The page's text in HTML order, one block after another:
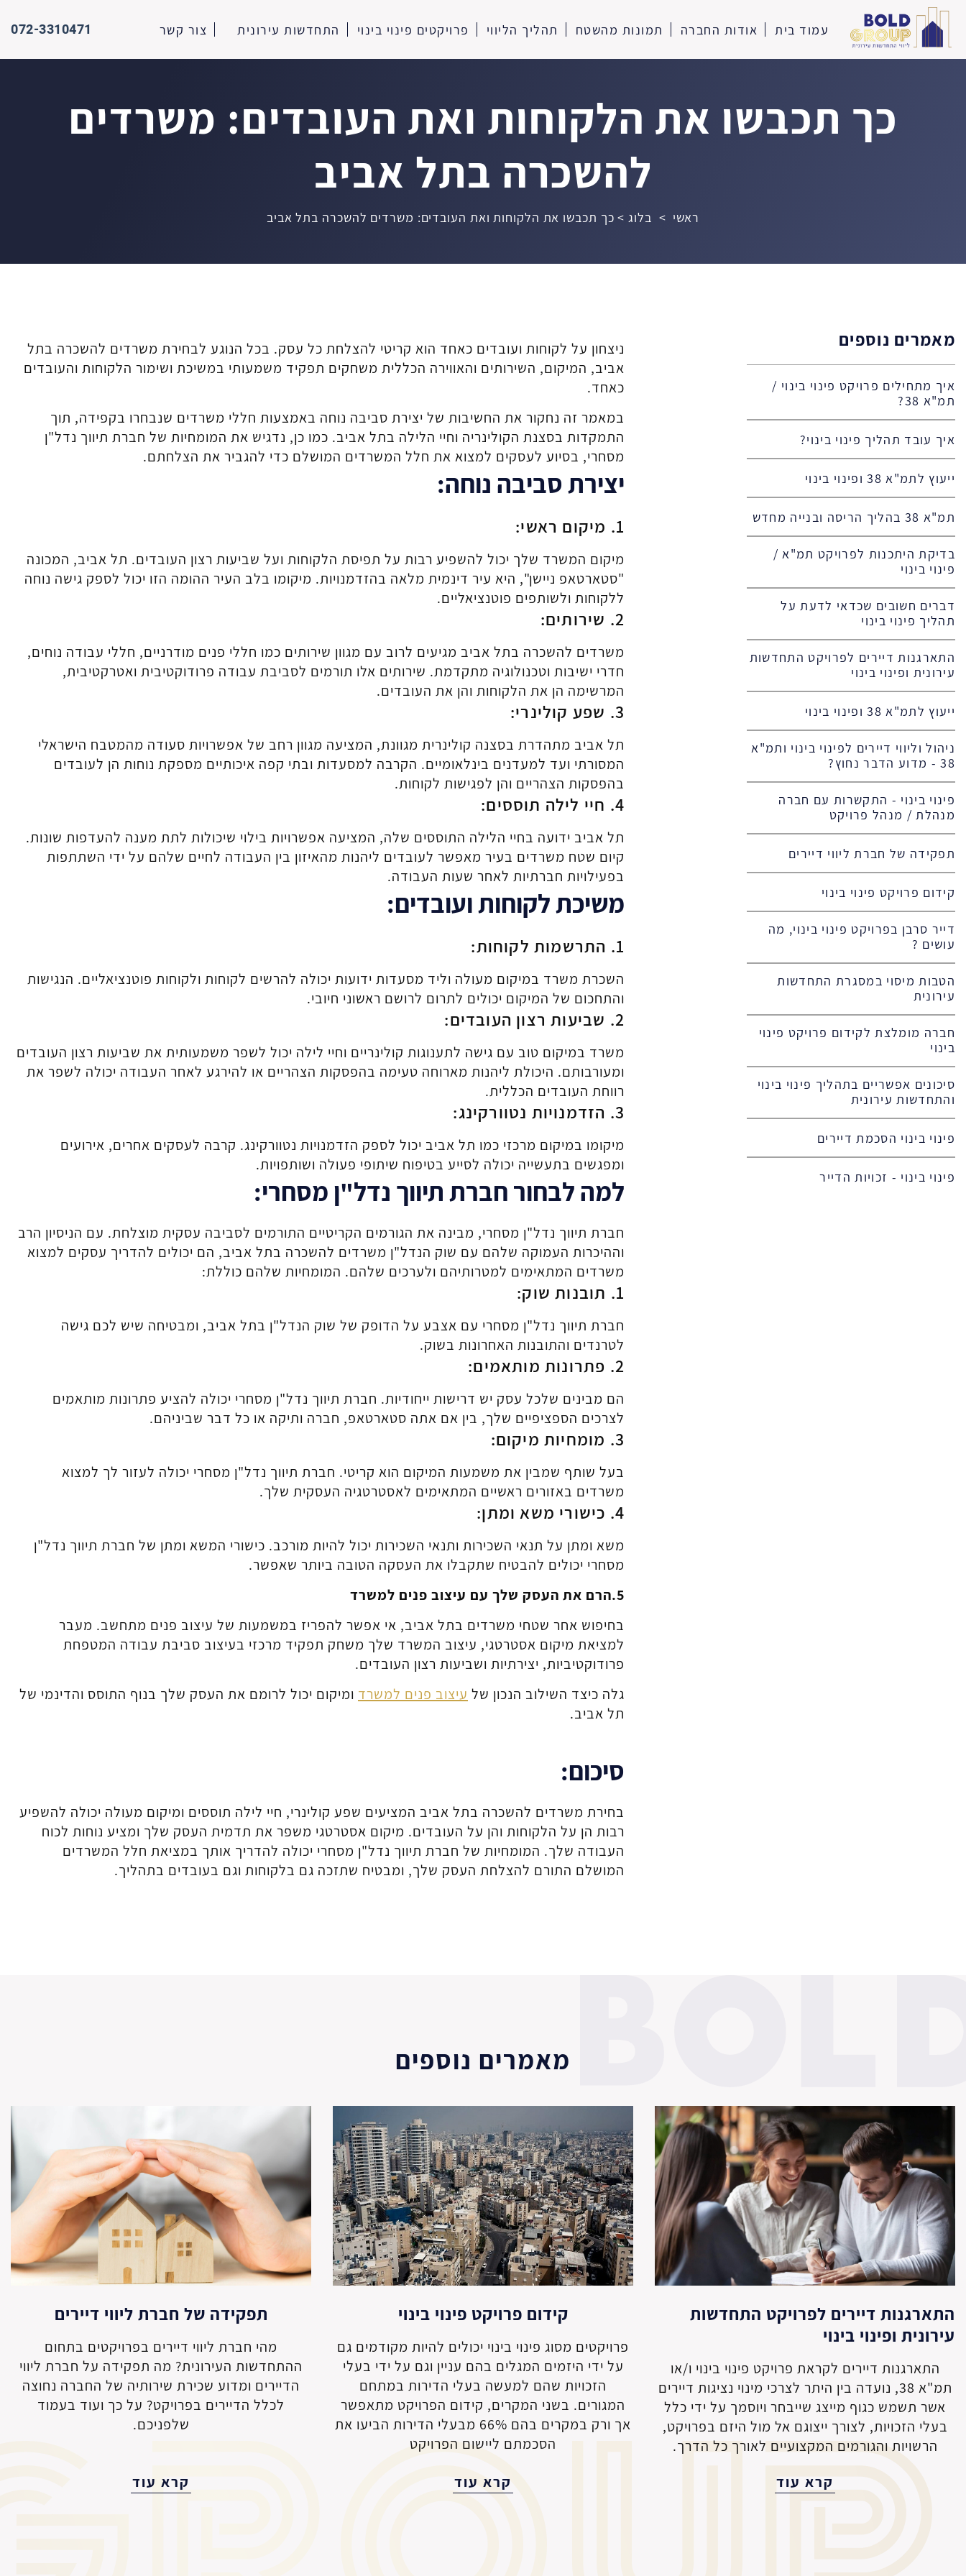
עמוד בית אודות החברה תמונות מהשטח תהליך הליווי פרויקטים פינוי בינוי התחדשות עירונית צור קשר 072-3310471
כך תכבשו את הלקוחות ואת העובדים: משרדים
להשכרה בתל אביב
ראשי > בלוג> כך תכבשו את הלקוחות ואת העובדים: משרדים להשכרה בתל אביב
מאמרים נוספים
איך מתחילים פרויקט פינוי בינוי /
תמ"א 38?
איך עובד תהליך פינוי בינוי?
ייעוץ לתמ"א 38 ופינוי בינוי
תמ"א 38 בהליך הריסה ובנייה מחדש
בדיקת היתכנות לפרויקט תמ"א /
פינוי בינוי
דברים חשובים שכדאי לדעת על
תהליך פינוי בינוי
התארגנות דיירים לפרויקט התחדשות
עירונית ופינוי בינוי
ייעוץ לתמ"א 38 ופינוי בינוי
ניהול וליווי דיירים לפינוי בינוי ותמ"א
38 - מדוע הדבר נחוץ?
פינוי בינוי - התקשרות עם חברה
מנהלת / מנהל פרויקט
תפקידה של חברת ליווי דיירים
קידום פרויקט פינוי בינוי
דייר סרבן בפרויקט פינוי בינוי, מה
עושים ?
הטבות מיסוי במסגרת התחדשות
עירונית
חברה מומלצת לקידום פרויקט פינוי
בינוי
סיכונים אפשריים בתהליך פינוי בינוי
והתחדשות עירונית
פינוי בינוי הסכמת דיירים
פינוי בינוי - זכויות הדייר
ניצחון על לקוחות ועובדים כאחד הוא קריטי להצלחת כל עסק. בכל הנוגע לבחירת משרדים להשכרה בתל
אביב, המיקום, השירותים והאווירה הכללית משחקים תפקיד משמעותי במשיכת ושימור הלקוחות והעובדים
כאחד.
במאמר זה נחקור את החשיבות של יצירת סביבה נוחה באמצעות חללי משרדים שנבחרו בקפידה, תוך
התמקדות בסצנת הקולינריה וחיי הלילה בתל אביב. כמו כן, נדגיש את המומחיות של חברת תיווך נדל"ן
מסחרי, בסיוע לעסקים למצוא את חלל המשרדים המושלם כדי להגביר את הצלחתם.
יצירת סביבה נוחה:
1. מיקום ראשי:
מיקום המשרד שלך יכול להשפיע רבות על תפיסת הלקוחות ועל שביעות רצון העובדים. תל אביב, המכונה
"סטארטאפ ניישן", היא עיר דינמית מלאה בהזדמנויות. מיקומו בלב העיר ההומה הזו יכול לספק גישה נוחה
ללקוחות ולשותפים פוטנציאליים.
2. שירותים:
משרדים להשכרה בתל אביב מגיעים לרוב עם מגוון שירותים כמו חללי פנים מודרניים, חללי עבודה נוחים,
חדרי ישיבות וטכנולוגיה מתקדמת. שירותים אלו תורמים לסביבת עבודה פרודוקטיבית ואטרקטיבית,
המרשימה הן את הלקוחות והן את העובדים.
3. שפע קולינרי:
תל אביב מתהדרת בסצנה קולינרית מגוונת, המציעה מגוון רחב של אפשרויות סעודה מהמטבח הישראלי
המסורתי ועד למעדנים בינלאומיים. הקרבה למסעדות ובתי קפה איכותיים מספקת נוחות הן לעובדים
בהפסקות הצהריים והן לפגישות לקוחות.
4. חיי לילה תוססים:
תל אביב ידועה בחיי הלילה התוססים שלה, המציעה אפשרויות בילוי שיכולות לתת מענה להעדפות שונות.
קיום שטח משרדים בעיר מאפשר לעובדים ליהנות מהאיזון בין העבודה לחיים שלהם על ידי השתתפות
בפעילויות חברתיות לאחר שעות העבודה.
משיכת לקוחות ועובדים:
1. התרשמות לקוחות:
השכרת משרד במיקום מעולה וליד מסעדות ידועות יכולה להרשים לקוחות ולקוחות פוטנציאליים. הנגישות
והתחכום של המיקום יכולים לתרום לרושם ראשוני חיובי.
2. שביעות רצון העובדים:
משרד במיקום טוב עם גישה לתענוגות קולינריים וחיי לילה יכול לשפר משמעותית את שביעות רצון העובדים
ומעורבותם. היכולת ליהנות מארוחה טעימה בהפסקות הצהריים או להירגע לאחר העבודה יכולה לשפר את
רווחת העובדים הכללית.
3. הזדמנויות נטוורקינג:
מיקומו במיקום מרכזי כמו תל אביב יכול לספק הזדמנויות נטוורקינג. קרבה לעסקים אחרים, אירועים
ומפגשים בתעשייה יכולה לסייע בטיפוח שיתופי פעולה ושותפויות.
למה לבחורחברת תיווך נדל"ן מסחרי:
חברת תיווך נדל"ן מסחרי, מבינה את הגורמים הקריטיים התורמים לסביבה עסקית מוצלחת. עם הניסיון הרב
וההיכרות העמוקה שלהם עם שוק הנדל"ן משרדים להשכרה בתל אביב, הם יכולים להדריך עסקים למצוא
משרדים המתאימים למטרותיהם ולערכים שלהם. המומחיות שלהם כוללת:
1. תובנות שוק:
חברת תיווך נדל"ן מסחרי עם אצבע על הדופק של שוק הנדל"ן בתל אביב, ומבטיחה שיש לכם גישה
לטרנדים והתובנות האחרונות בשוק.
2. פתרונות מותאמים:
הם מבינים שלכל עסק יש דרישות ייחודיות. חברת תיווך נדל"ן מסחרי יכולה להציע פתרונות מותאמים
לצרכים הספציפיים שלך, בין אם אתה סטארטאפ, חברה ותיקה או כל דבר שביניהם.
3. מומחיות מיקום:
בעל שותף שמבין את משמעות המיקום הוא קריטי. חברת תיווך נדל"ן מסחרי יכולה לעזור לך למצוא
משרדים באזורים ראשיים המתאימים לאסטרטגיה העסקית שלך.
4. כישורי משא ומתן:
משא ומתן על תנאי השכירות ותנאי השכירות יכול להיות מורכב. כישורי המשא ומתן של חברת תיווך נדל"ן
מסחרי יכולים להבטיח שתקבלו את העסקה הטובה ביותר שאפשר.
5.הרם את העסק שלך עם עיצוב פנים למשרד
בחיפוש אחר שטחי משרדים בתל אביב, אי אפשר להפריז במשמעות של עיצוב פנים מתחשב. מעבר
למציאת מיקום אסטרטגי, עיצוב המשרד שלך משחק תפקיד מרכזי בעיצוב סביבת עבודה המטפחת
פרודוקטיביות, יצירתיות ושביעות רצון העובדים.
גלה כיצד השילוב הנכון של עיצוב פנים למשרד ומיקום יכול לרומם את העסק שלך בנוף התוסס והדינמי של
תל אביב.
סיכום:
בחירת משרדים להשכרה בתל אביב המציעים שפע קולינרי, חיי לילה תוססים ומיקום מעולה יכולה להשפיע
רבות הן על הלקוחות והן על העובדים. מיקום אסטרטגי משפר את תדמית העסק שלך ומציע נוחות לכוח
העבודה שלך. המומחיות של חברת תיווך נדל"ן מסחרי יכולה להדריך אותך במציאת חלל המשרדים
המושלם התורם להצלחת העסק שלך, ומבטיח שתזכה גם בלקוחות וגם בעובדים בתהליך.
מאמרים נוספים
התארגנות דיירים לפרויקט התחדשות
עירונית ופינוי בינוי
התארגנות דיירים לקראת פרויקט פינוי בינוי ו/או
תמ"א 38, נועדה בין היתר לצרכי מינוי נציגות דיירים
אשר תשמש כגוף מייצג שייבחר ויוסמך על ידי כלל
בעלי הזכויות, לצורך ייצוגם אל מול היזם בפרויקט,
הרשויות והגורמים המקצועיים לאורך כל הדרך.
קרא עוד
קידום פרויקט פינוי בינוי
פרויקטים מסוג פינוי בינוי יכולים להיות מקודמים גם
על ידי היזמים המגלים בהם עניין וגם על ידי בעלי
הזכויות שהם למעשה בעלי הדירות במתחם
המגורים. בשני המקרים, קידום הפרויקט מתאפשר
אך ורק במקרים בהם 66% מבעלי הדירות הביעו את
הסכמתם ליישום הפרויקט
קרא עוד
תפקידה של חברת ליווי דיירים
מהי חברת ליווי דיירים בפרויקטים בתחום
ההתחדשות העירונית? מה תפקידה על חברת ליווי
הדיירים ומדוע שכירת שירותיה של החברה נחוצה
לכלל הדיירים בפרויקט? על כך ועוד בעמוד
שלפניכם.
קרא עוד